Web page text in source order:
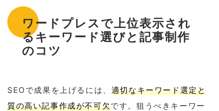
ワードプレスで上位表示され
るキーワード選びと記事制作
のコツ
SEOで成果を上げるには、 適切なキーワード選定と
質の高い記事作成が不可欠です。狙うべきキーワー